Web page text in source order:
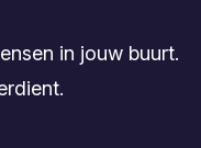
in jouw buurt.